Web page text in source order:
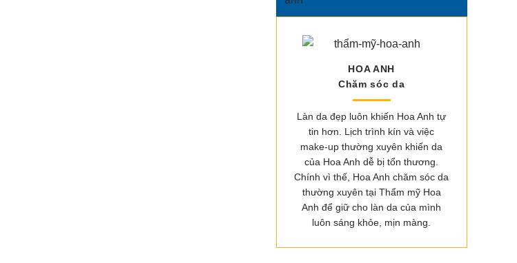
HOA ANH
Chăm sóc da
Làn da đẹp luôn khiến Hoa Anh tự
tin hơn. Lịch trình kín và việc
make-up thường xuyên khiến da
của Hoa Anh dễ bị tổn thương.
Chính vì thế, Hoa Anh chăm sóc da
thường xuyên tại Thẩm mỹ Hoa
Anh để giữ cho làn da của mình
luôn sáng khỏe, mịn màng.